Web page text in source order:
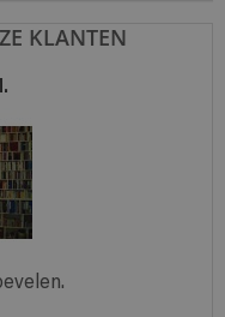
KLANTEN